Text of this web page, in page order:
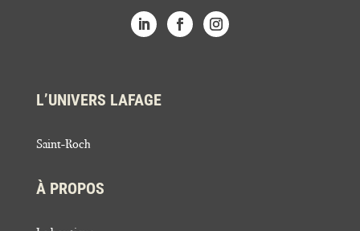
L’UNIVERS LAFAGE
Saint-Roch
À PROPOS